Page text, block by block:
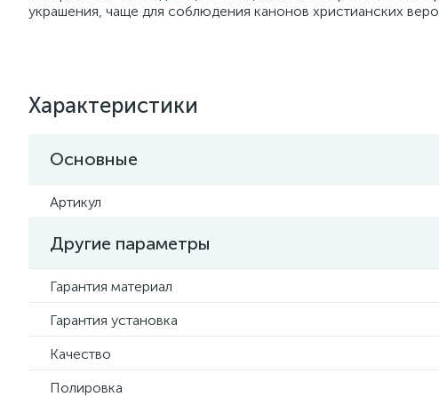
украшения, чаще для соблюдения канонов христианских
Характеристики
Основные
Артикул
Другие параметры
Гарантия материал
Гарантия установка
Качество
Полировка